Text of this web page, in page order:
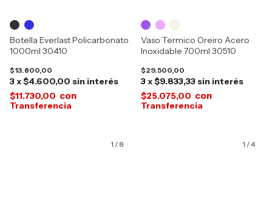
Botella Everlast Policarbonato
1000ml 30410
$13.800,00
3x$4.600,00 sin interés
$11.730,00 con
Vaso Termico Oreiro Acero
Inoxidable 700ml 30510
$29.500,00
3x$9.833,33 sin interés
$25.075,00 con
1 / 8 1 /4